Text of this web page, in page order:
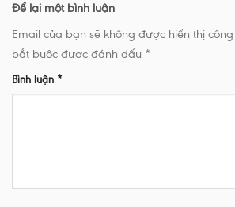
Để lại một bình luận
Email của bạn sẽ không được hiển thị
bắt buộc được đánh dấu *
Bình luận *